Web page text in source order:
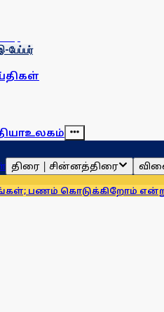
பேப்பர்
உலகம்
திரை | சின்னத்திரை
என்று